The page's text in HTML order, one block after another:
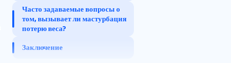
Часто задаваемые вопросы о
том, вызывает ли мастурбация
потерю веса?
Помогает ли мастурбация
Заключение